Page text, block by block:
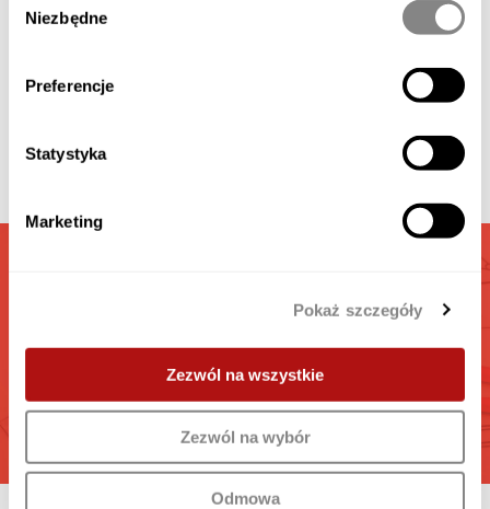
zgody
Niezbędne
Preferencje
Statystyka
Marketing
Pokaż szczegóły
Zezwól na wszystkie
Zezwól na wybór
Odmowa
Elementi aggiuntivi disponibili
Galleria
Video
BOX AUTO
Calcola il preventivo e acquista il box auto
VAI